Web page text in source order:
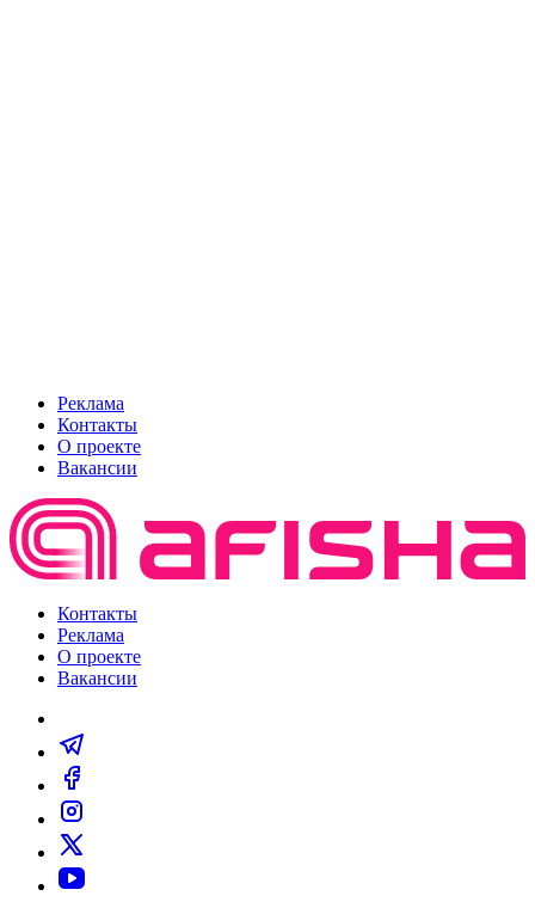
Реклама
Контакты
О проекте
Вакансии
Контакты
Реклама
О проекте
Вакансии